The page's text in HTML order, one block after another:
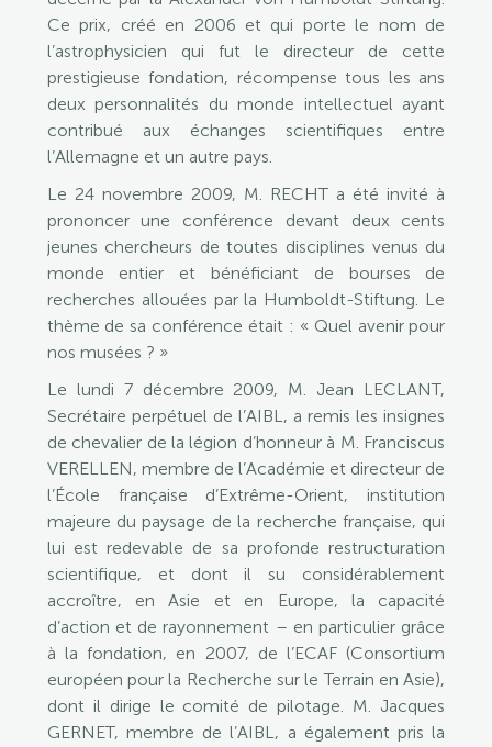
Ce prix, créé en 2006 et qui porte le nom de
l’astrophysicien qui fut le directeur de cette
prestigieuse fondation, récompense tous les ans
deux personnalités du monde intellectuel ayant
contribué aux échanges scientifiques entre
l’Allemagne et un autre pays.
Le 24 novembre 2009, M. RECHT a été invité à
prononcer une conférence devant deux cents
jeunes chercheurs de toutes disciplines venus du
monde entier et bénéficiant de bourses de
recherches allouées par la Humboldt-Stiftung. Le
thème de sa conférence était : « Quel avenir pour
nos musées ? »
Le lundi 7 décembre 2009, M. Jean LECLANT,
Secrétaire perpétuel de l’AIBL, a remis les insignes
de chevalier de la légion d’honneur à M. Franciscus
VERELLEN, membre de l’Académie et directeur de
l’École française d’Extrême-Orient, institution
majeure du paysage de la recherche française, qui
lui est redevable de sa profonde restructuration
scientifique, et dont il su considérablement
accroître, en Asie et en Europe, la capacité
d’action et de rayonnement – en particulier grâce
à la fondation, en 2007, de l’ECAF (Consortium
européen pour la Recherche sur le Terrain en Asie),
dont il dirige le comité de pilotage. M. Jacques
GERNET, membre de l’AIBL, a également pris la